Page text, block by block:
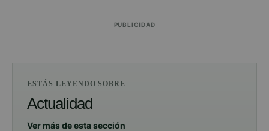
PUBLICIDAD
ESTÁS LEYENDO SOBRE
Actualidad
Ver más de esta sección